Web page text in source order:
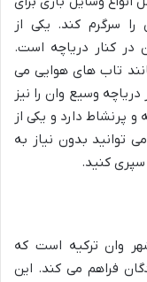
سرگرم کند. یکی از
در کنار دریاچه است.
تاب های هوایی می
وسیع وان را نیز
پرنشاط دارد و یکی از
توانید بدون نیاز به
کنید.
وان ترکیه است که
فراهم می کند. این